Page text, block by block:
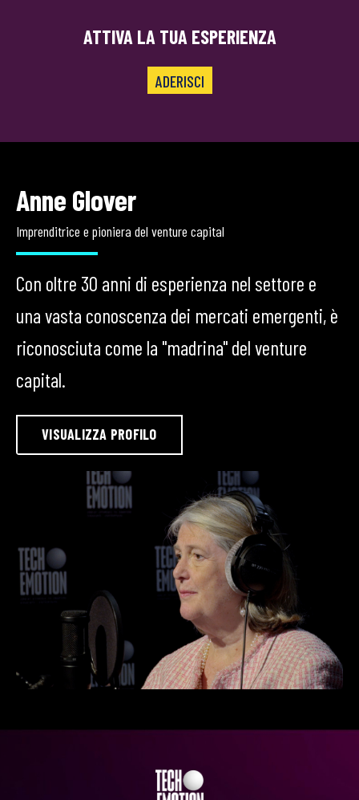
ATTIVA LA TUA ESPERIENZA
ADERISCI
Anne Glover
Imprenditrice e pioniera del venture capital
Con oltre 30 anni di esperienza nel settore e
una vasta conoscenza dei mercati emergenti, è
riconosciuta come la "madrina" del venture
capital.
VISUALIZZA PROFILO